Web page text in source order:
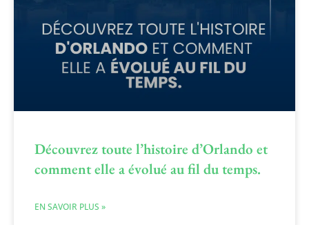
Découvrez toute l’histoire d’Orlando et
comment elle a évolué au fil du temps.
EN SAVOIR PLUS »